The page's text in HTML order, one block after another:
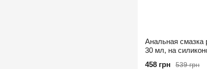
Анальная смазка
30 мл, на
539 грн
458 грн